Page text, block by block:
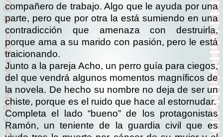
compañero de trabajo. Algo que le ayuda por una
parte, pero que por otra la está sumiendo en una
contradicción que amenaza con destruirla,
porque ama a su marido con pasión, pero le está
traicionando.
Junto a la pareja Acho, un perro guía para ciegos,
del que vendrá algunos momentos magníficos de
la novela. De hecho su nombre no deja de ser un
chiste, porque es el ruido que hace al estornudar.
Completa el lado “bueno” de los protagonistas
Ramón, un teniente de la guardia civil que es